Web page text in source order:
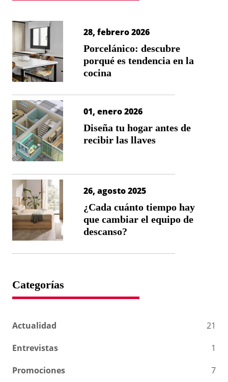
28, febrero 2026
Porcelánico: descubre
porqué es tendencia en la
cocina
01, enero 2026
Diseña tu hogar antes de
recibir las llaves
26, agosto 2025
¿Cada cuánto tiempo hay
que cambiar el equipo de
descanso?
Categorías
Actualidad
21
Entrevistas
1
Promociones
7